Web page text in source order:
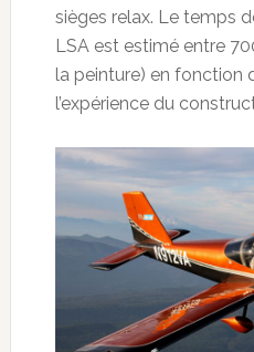
sièges relax. Le temps
LSA est estimé entre
la peinture) en fonction
l’expérience du